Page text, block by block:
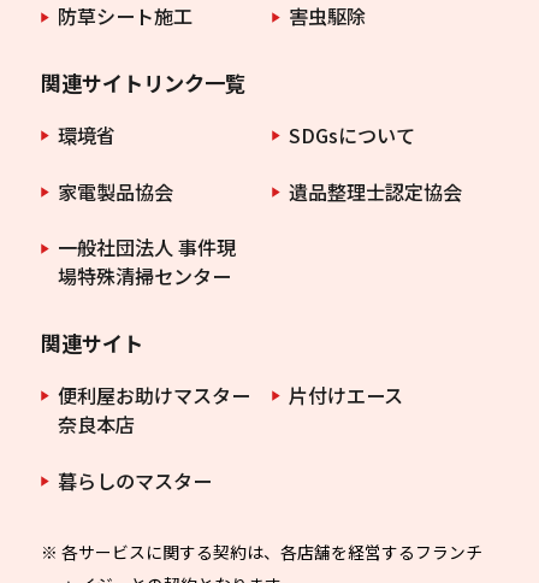
防草シート施工
害虫駆除
関連サイトリンク一覧
環境省
SDGsについて
家電製品協会
遺品整理士認定協会
一般社団法人 事件現
場特殊清掃センター
関連サイト
便利屋お助けマスター
奈良本店
片付けエース
暮らしのマスター
※ 各サービスに関する契約は、各店舗を経営するフランチ